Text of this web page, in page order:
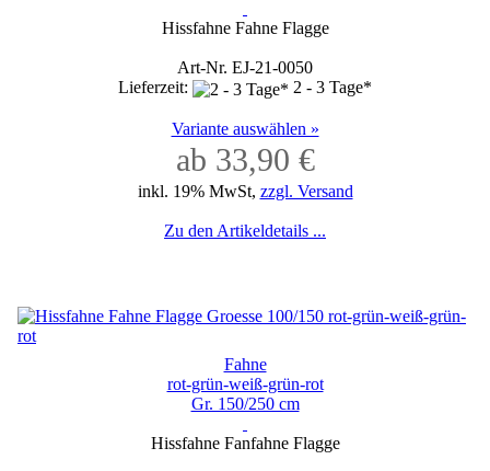
Hissfahne Fahne Flagge
Art-Nr. EJ-21-0050
Lieferzeit:
2 - 3 Tage*
Variante auswählen »
ab 33,90 €
inkl. 19% MwSt, zzgl. Versand
Zu den Artikeldetails ...
Fahne
rot-grün-weiß-grün-rot
Gr. 150/250 cm
Hissfahne Fanfahne Flagge